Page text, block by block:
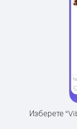
Изберете